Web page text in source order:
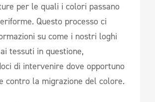
per le quali i colori passano
Questo processo ci
su come i nostri loghi
tessuti in questione,
di intervenire dove opportuno
contro la migrazione del colore.